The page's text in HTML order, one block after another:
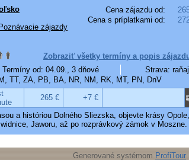
Cena zájazdu od:
Cena s príplatkami od:
Poznávacie zájazdy
Zobraziť všetky termíny a popis
Termíny od: 04.09., 3 dňové
Strava:
TT, ZA, PB, BA, NR, NM, RK, MT, PN, DnV
265 €
+7 €
a históriou Dolného Sliezska, objevte krásy Opole,
Jaworu, až po rozprávkový zámok v Moszne.
Generované systémom ProfiTour